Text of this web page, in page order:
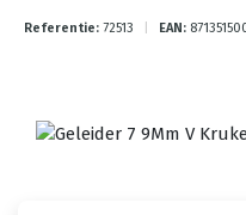
Referentie: 72513 EAN: